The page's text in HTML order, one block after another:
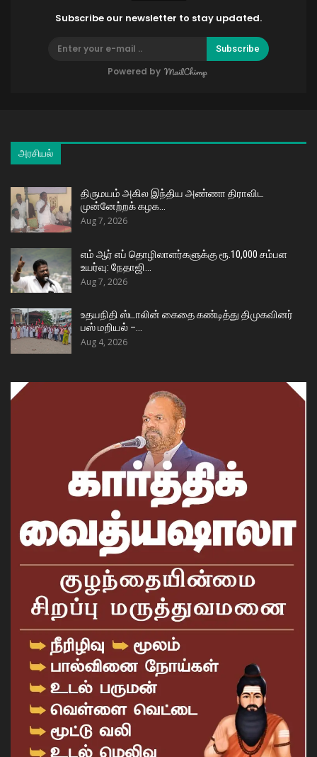
Subscribe our newsletter to stay updated.
Subscribe
Powered by
அரசியல்
திருமயம் அகில இந்திய அண்ணா திராவிட
முன்னேற்றக் கழக…
Aug 7, 2026
எம் ஆர் எப் தொழிலாளர்களுக்கு ரூ.10,000 சம்பள
உயர்வு: நேதாஜி…
Aug 7, 2026
உதயநிதி ஸ்டாலின் கைதை கண்டித்து திமுகவினர்
பஸ் மறியல் –…
Aug 4, 2026